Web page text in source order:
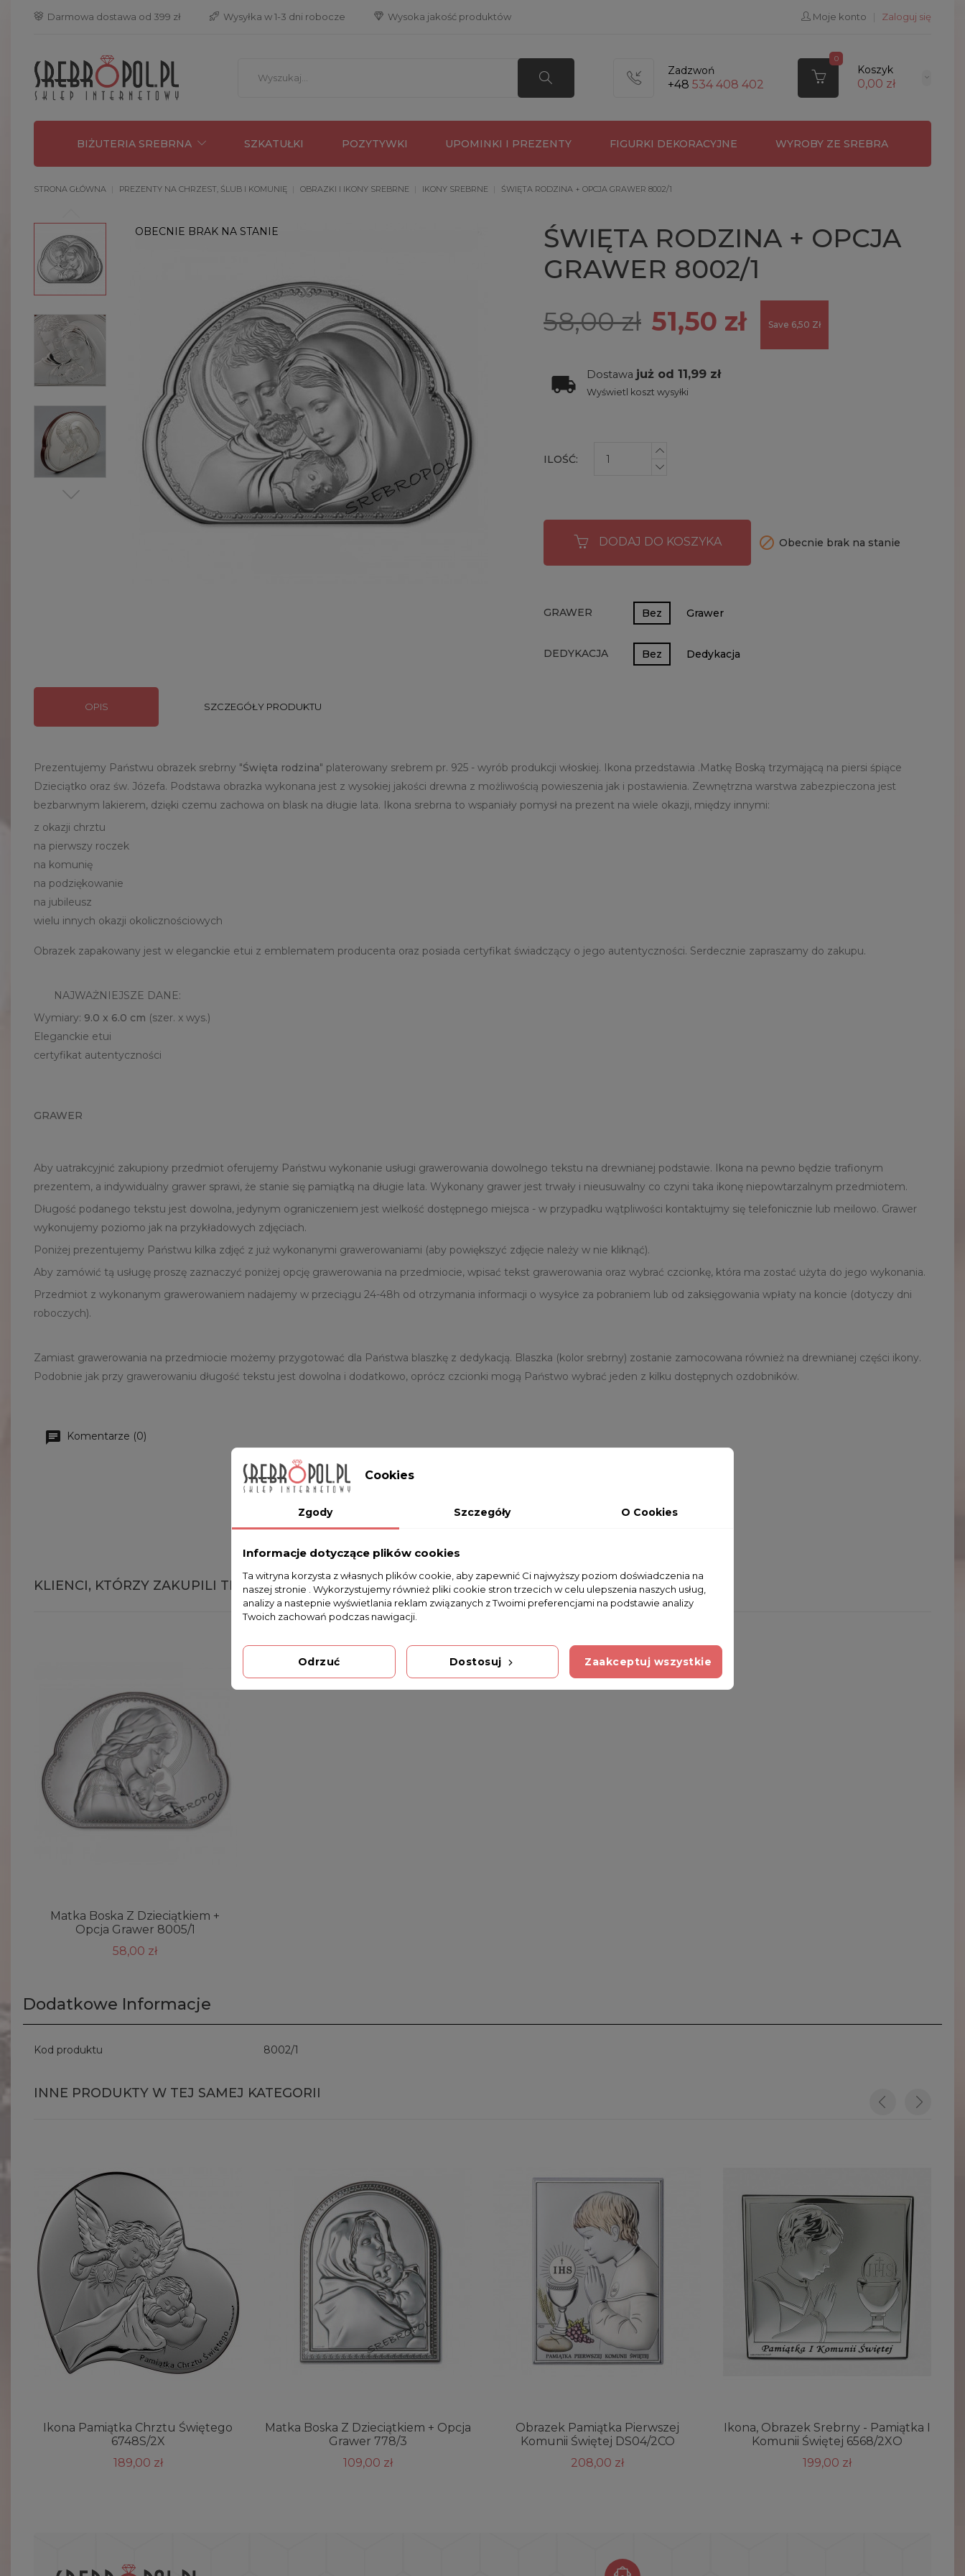
 Darmowa dostawa od 399 zł  Wysyłka w 1-3 dni robocze  Wysoka jakość produktów Moje konto Zaloguj się
Zadzwoń
+48 534 408 402
0
Koszyk
0,00 zł
BIŻUTERIA SREBRNA SZKATUŁKI POZYTYWKI UPOMINKI I PREZENTY FIGURKI DEKORACYJNE WYROBY ZE SREBRA
STRONA GŁÓWNA PREZENTY NA CHRZEST, ŚLUB I KOMUNIĘ OBRAZKI I IKONY SREBRNE IKONY SREBRNE ŚWIĘTA RODZINA + OPCJA GRAWER 8002/1
OBECNIE BRAK NA STANIE
ŚWIĘTA RODZINA + OPCJA
GRAWER 8002/1
58,00 zł 51,50 zł Save 6,50 Zł
Dostawa już od 11,99 zł
Wyświetl koszt wysyłki
ILOŚĆ:
DODAJ DO KOSZYKA  Obecnie brak na stanie
GRAWER Bez Grawer
DEDYKACJA Bez Dedykacja
OPIS SZCZEGÓŁY PRODUKTU
Prezentujemy Państwu obrazek srebrny "Święta rodzina" platerowany srebrem pr. 925 - wyrób produkcji włoskiej. Ikona przedstawia .Matkę Boską trzymającą na piersi śpiące
Dzieciątko oraz św. Józefa. Podstawa obrazka wykonana jest z wysokiej jakości drewna z możliwością powieszenia jak i postawienia. Zewnętrzna warstwa zabezpieczona jest
bezbarwnym lakierem, dzięki czemu zachowa on blask na długie lata. Ikona srebrna to wspaniały pomysł na prezent na wiele okazji, między innymi:
z okazji chrztu
na pierwszy roczek
na komunię
na podziękowanie
na jubileusz
wielu innych okazji okolicznościowych
Obrazek zapakowany jest w eleganckie etui z emblematem producenta oraz posiada certyfikat świadczący o jego autentyczności. Serdecznie zapraszamy do zakupu.
NAJWAŻNIEJSZE DANE:
Wymiary: 9.0 x 6.0 cm (szer. x wys.)
Eleganckie etui
certyfikat autentyczności
GRAWER
Aby uatrakcyjnić zakupiony przedmiot oferujemy Państwu wykonanie usługi grawerowania dowolnego tekstu na drewnianej podstawie. Ikona na pewno będzie trafionym
prezentem, a indywidualny grawer sprawi, że stanie się pamiątką na długie lata. Wykonany grawer jest trwały i nieusuwalny co czyni taka ikonę niepowtarzalnym przedmiotem.
Długość podanego tekstu jest dowolna, jedynym ograniczeniem jest wielkość dostępnego miejsca - w przypadku wątpliwości kontaktujmy się telefonicznie lub meilowo. Grawer
wykonujemy poziomo jak na przykładowych zdjęciach.
Poniżej prezentujemy Państwu kilka zdjęć z już wykonanymi grawerowaniami (aby powiększyć zdjęcie należy w nie kliknąć).
Aby zamówić tą usługę proszę zaznaczyć poniżej opcję grawerowania na przedmiocie, wpisać tekst grawerowania oraz wybrać czcionkę, która ma zostać użyta do jego wykonania.
Przedmiot z wykonanym grawerowaniem nadajemy w przeciągu 24-48h od otrzymania informacji o wysyłce za pobraniem lub od zaksięgowania wpłaty na koncie (dotyczy dni
roboczych).
Zamiast grawerowania na przedmiocie możemy przygotować dla Państwa blaszkę z dedykacją. Blaszka (kolor srebrny) zostanie zamocowana również na drewnianej części ikony.
Podobnie jak przy grawerowaniu długość tekstu jest dowolna i dodatkowo, oprócz czcionki mogą Państwo wybrać jeden z kilku dostępnych ozdobników.
Komentarze (0)
KLIENCI, KTÓRZY ZAKUPILI TEN PRODUKT, KUPILI RÓWNIEŻ:
Matka Boska Z Dzieciątkiem +
Opcja Grawer 8005/1
58,00 zł
Dodatkowe Informacje
Kod produktu 8002/1
INNE PRODUKTY W TEJ SAMEJ KATEGORII
Ikona Pamiątka Chrztu Świętego
6748S/2X
189,00 zł
Matka Boska Z Dzieciątkiem + Opcja
Grawer 778/3
109,00 zł
Obrazek Pamiątka Pierwszej
Komunii Świętej DS04/2CO
208,00 zł
Ikona, Obrazek Srebrny - Pamiątka I
Komunii Świętej 6568/2XO
199,00 zł
Cookies
Zgody Szczegóły O Cookies
Informacje dotyczące plików cookies
Ta witryna korzysta z własnych plików cookie, aby zapewnić Ci najwyższy poziom doświadczenia na
naszej stronie . Wykorzystujemy również pliki cookie stron trzecich w celu ulepszenia naszych usług,
analizy a nastepnie wyświetlania reklam związanych z Twoimi preferencjami na podstawie analizy
Twoich zachowań podczas nawigacji.
Odrzuć Dostosuj Zaakceptuj wszystkie